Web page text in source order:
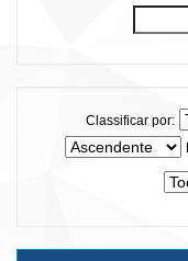
Classificar por: